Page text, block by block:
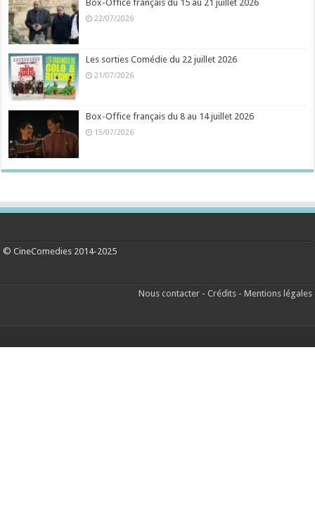
Box-Office français du 15 au 21 juillet 2026
22/07/2026
Les sorties Comédie du 22 juillet 2026
21/07/2026
Box-Office français du 8 au 14 juillet 2026
15/07/2026
© CineComedies 2014-2025
Nous contacter- Crédits- Mentions légales